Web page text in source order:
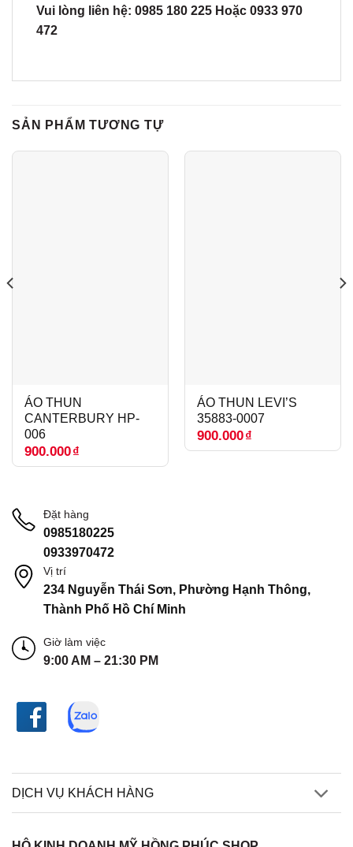
Vui lòng liên hệ: 0985 180 225 Hoặc 0933 970
472
SẢN PHẨM TƯƠNG TỰ
ÁO THUN
CANTERBURY HP-
006
900.000₫
ÁO THUN LEVI’S
35883-0007
900.000₫
Đặt hàng
0985180225
0933970472
Vị trí
234 Nguyễn Thái Sơn, Phường Hạnh Thông,
Thành Phố Hồ Chí Minh
Giờ làm việc
9:00 AM – 21:30 PM
DỊCH VỤ KHÁCH HÀNG